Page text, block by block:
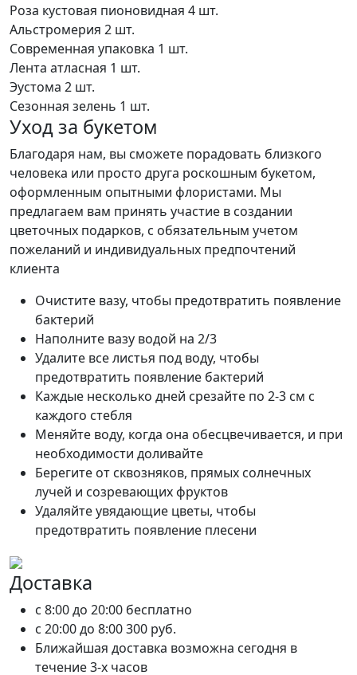
Роза кустовая пионовидная 4 шт.
Альстромерия 2 шт.
Современная упаковка 1 шт.
Лента атласная 1 шт.
Эустома 2 шт.
Сезонная зелень 1 шт.
Уход за букетом
Благодаря нам, вы сможете порадовать близкого
человека или просто друга роскошным букетом,
оформленным опытными флористами. Мы
предлагаем вам принять участие в создании
цветочных подарков, с обязательным учетом
пожеланий и индивидуальных предпочтений
клиента
Очистите вазу, чтобы предотвратить появление
бактерий
Наполните вазу водой на 2/3
Удалите все листья под воду, чтобы
предотвратить появление бактерий
Каждые несколько дней срезайте по 2-3 см с
каждого стебля
Меняйте воду, когда она обесцвечивается, и при
необходимости доливайте
Берегите от сквозняков, прямых солнечных
лучей и созревающих фруктов
Удаляйте увядающие цветы, чтобы
предотвратить появление плесени
Доставка
c 8:00 до 20:00 бесплатно
c 20:00 до 8:00300 руб.
Ближайшая доставка возможна сегодня в
течение 3-х часов